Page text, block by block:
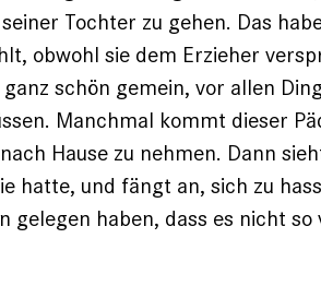
Tochter zu gehen. Das
obwohl sie dem Erzieher
schön gemein, vor allen
Manchmal kommt dieser
Hause zu nehmen. Dann
hatte, und fängt an, sich zu
gelegen haben, dass es nicht so